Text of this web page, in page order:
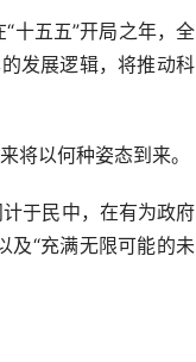
五五”开局之年，全
发展逻辑，将推动科
以何种姿态到来。
于民中，在有为政府
及“充满无限可能的未